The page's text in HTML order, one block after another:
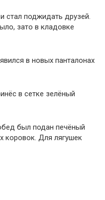
стал поджидать друзей.
зато в кладовке
в новых панталонах
в сетке зелёный
был подан печёный
коровок. Для лягушек